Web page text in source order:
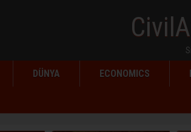
DÜNYA ECONOMICS